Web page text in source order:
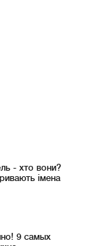
- хто вони?
імена
9 самых